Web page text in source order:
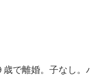
で離婚。子なし。